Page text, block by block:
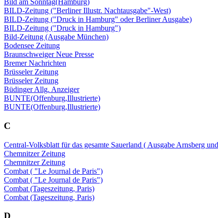
Bild am Sonntag(Hamburg)
BILD-Zeitung ("Berliner Illustr. Nachtausgabe"-West)
BILD-Zeitung ("Druck in Hamburg" oder Berliner Ausgabe)
BILD-Zeitung ("Druck in Hamburg")
Bild-Zeitung (Ausgabe München)
Bodensee Zeitung
Braunschweiger Neue Presse
Bremer Nachrichten
Brüsseler Zeitung
Brüsseler Zeitung
Büdinger Allg. Anzeiger
BUNTE(Offenburg,Illustrierte)
BUNTE(Offenburg,Illustrierte)
C
Central-Volksblatt für das gesamte Sauerland ( Ausgabe Arnsberg
Chemnitzer Zeitung
Chemnitzer Zeitung
Combat ( "Le Journal de Paris")
Combat ( "Le Journal de Paris")
Combat (Tageszeitung, Paris)
Combat (Tageszeitung, Paris)